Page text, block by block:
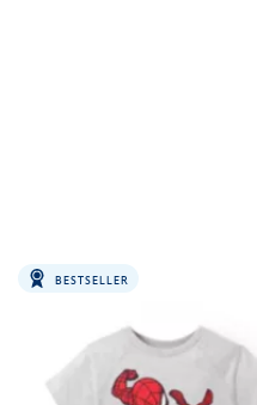
BESTSELLER